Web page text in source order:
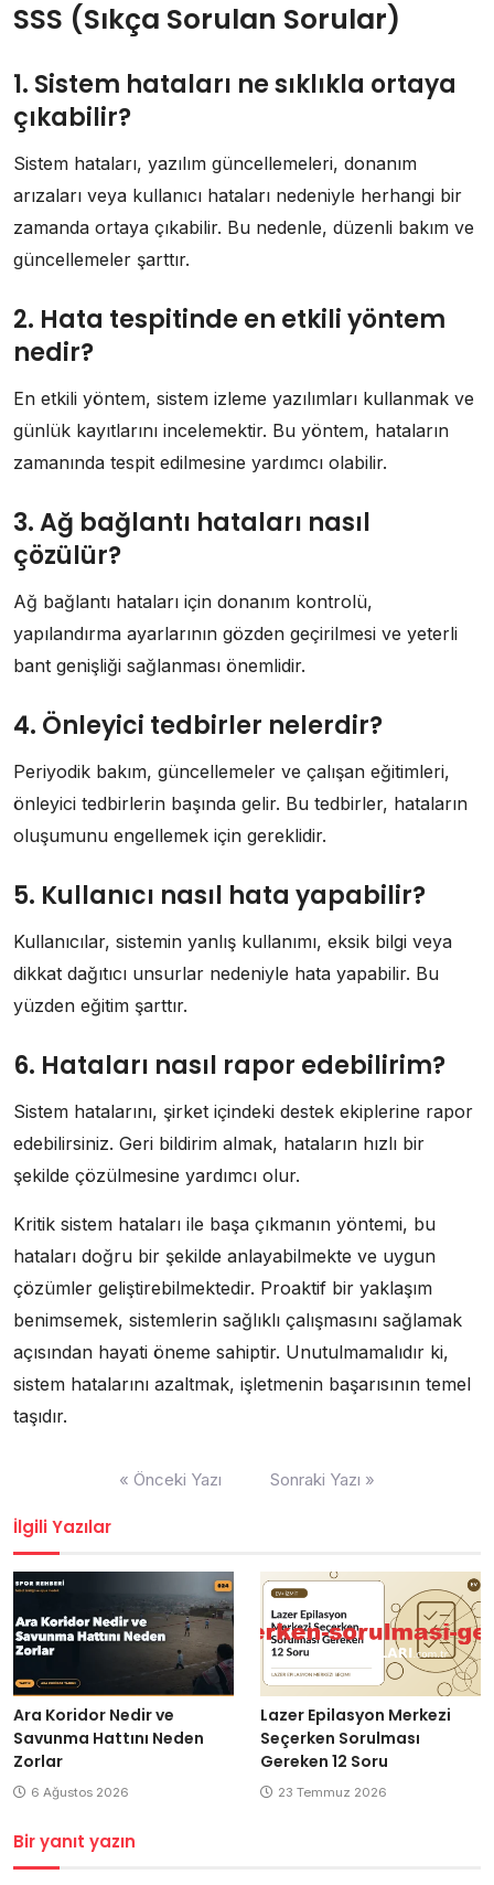
SSS (Sıkça Sorulan Sorular)
1. Sistem hataları ne sıklıkla ortaya
çıkabilir?
Sistem hataları, yazılım güncellemeleri, donanım
arızaları veya kullanıcı hataları nedeniyle herhangi bir
zamanda ortaya çıkabilir. Bu nedenle, düzenli bakım ve
güncellemeler şarttır.
2. Hata tespitinde en etkili yöntem
nedir?
En etkili yöntem, sistem izleme yazılımları kullanmak ve
günlük kayıtlarını incelemektir. Bu yöntem, hataların
zamanında tespit edilmesine yardımcı olabilir.
3. Ağ bağlantı hataları nasıl
çözülür?
Ağ bağlantı hataları için donanım kontrolü,
yapılandırma ayarlarının gözden geçirilmesi ve yeterli
bant genişliği sağlanması önemlidir.
4. Önleyici tedbirler nelerdir?
Periyodik bakım, güncellemeler ve çalışan eğitimleri,
önleyici tedbirlerin başında gelir. Bu tedbirler, hataların
oluşumunu engellemek için gereklidir.
5. Kullanıcı nasıl hata yapabilir?
Kullanıcılar, sistemin yanlış kullanımı, eksik bilgi veya
dikkat dağıtıcı unsurlar nedeniyle hata yapabilir. Bu
yüzden eğitim şarttır.
6. Hataları nasıl rapor edebilirim?
Sistem hatalarını, şirket içindeki destek ekiplerine rapor
edebilirsiniz. Geri bildirim almak, hataların hızlı bir
şekilde çözülmesine yardımcı olur.
Kritik sistem hataları ile başa çıkmanın yöntemi, bu
hataları doğru bir şekilde anlayabilmekte ve uygun
çözümler geliştirebilmektedir. Proaktif bir yaklaşım
benimsemek, sistemlerin sağlıklı çalışmasını sağlamak
açısından hayati öneme sahiptir. Unutulmamalıdır ki,
sistem hatalarını azaltmak, işletmenin başarısının temel
taşıdır.
« Önceki Yazı Sonraki Yazı »
İlgili Yazılar
Ara Koridor Nedir ve
Savunma Hattını Neden
Zorlar
6 Ağustos 2026
Lazer Epilasyon Merkezi
Seçerken Sorulması
Gereken 12 Soru
23 Temmuz 2026
Bir yanıt yazın